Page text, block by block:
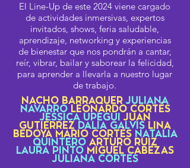
El Line-Up de este 2024 viene cargado
de actividades inmersivas, expertos
invitados, shows, feria saludable,
aprendizaje, networking y experiencias
de bienestar que nos pondrán a cantar,
reír, vibrar, bailar y saborear la felicidad,
para aprender a llevarla a nuestro lugar
de trabajo.
NACHO BARRAQUER JULIANA
NAVARROLEONARDO CORTÉS
JESSICA UPEGUI
JUAN
GUTIÉRREZ DALIA GALVIS LINA
BEDOYA MARIO CORTÉS NATALIA
QUINTERO ARTURO RUIZ
LAURA PINTO MIGUEL CABEZAS
JULIANA CORTÉS